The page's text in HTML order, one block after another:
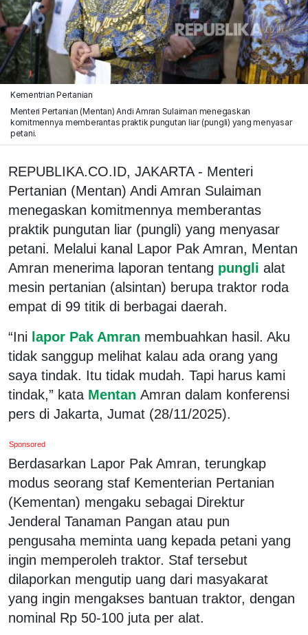
Kementrian Pertanian
Menteri Pertanian (Mentan) Andi Amran Sulaiman menegaskan
komitmennya memberantas praktik pungutan liar (pungli) yang menyasar
petani.
REPUBLIKA.CO.ID, JAKARTA - Menteri
Pertanian (Mentan) Andi Amran Sulaiman
menegaskan komitmennya memberantas
praktik pungutan liar (pungli) yang menyasar
petani. Melalui kanal Lapor Pak Amran, Mentan
Amran menerima laporan tentang pungli alat
mesin pertanian (alsintan) berupa traktor roda
empat di 99 titik di berbagai daerah.
“Ini lapor Pak Amran membuahkan hasil. Aku
tidak sanggup melihat kalau ada orang yang
saya tindak. Itu tidak mudah. Tapi harus kami
tindak,” kata Mentan Amran dalam konferensi
pers di Jakarta, Jumat (28/11/2025).
Sponsored
Berdasarkan Lapor Pak Amran, terungkap
modus seorang staf Kementerian Pertanian
(Kementan) mengaku sebagai Direktur
Jenderal Tanaman Pangan atau pun
pengusaha meminta uang kepada petani yang
ingin memperoleh traktor. Staf tersebut
dilaporkan mengutip uang dari masyakarat
yang ingin mengakses bantuan traktor, dengan
nominal Rp 50-100 juta per alat.